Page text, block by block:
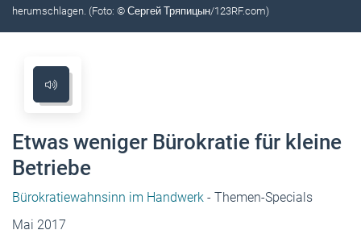
herumschlagen. (Foto: © Сергей Тряпицын/123RF.com)
Etwas weniger Bürokratie für kleine
Betriebe
Bürokratiewahnsinn im Handwerk - Themen-Specials
Mai 2017